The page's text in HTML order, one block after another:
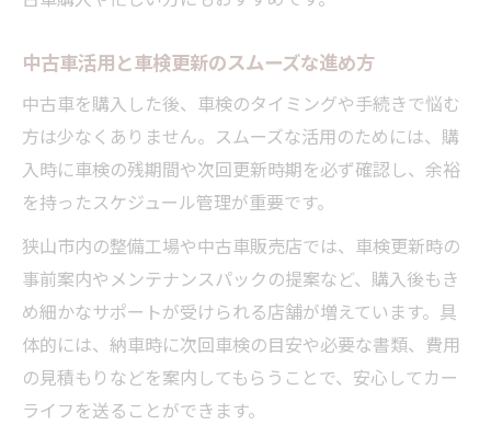
中古車活用と車検更新のスムーズな進め方
中古車を購入した後、車検のタイミングや手続きで悩む
方は少なくありません。スムーズな活用のためには、購
入時に車検の残期間や次回更新時期を必ず確認し、余裕
を持ったスケジュール管理が重要です。
狭山市内の整備工場や中古車販売店では、車検更新時の
事前案内やメンテナンスパックの提案など、購入後もき
め細かなサポートが受けられる店舗が増えています。具
体的には、納車時に次回車検の目安や必要な書類、費用
の見積もりなどを案内してもらうことで、安心してカー
ライフを送ることができます。